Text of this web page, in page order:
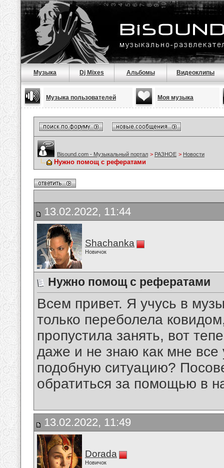
Музыка Dj Mixes Альбомы Видеоклипы
Музыка пользователей Моя музыка
Bisound.com - Музыкальный портал > РАЗНОЕ > Новости
Нужно помощ с рефератами
13.02.2022, 11:44
Shachanka
Новичок
Нужно помощ с рефератами
Всем привет. Я учусь в
только переболела
пропустила занять, вот
даже и не знаю как мне все
подобную ситуацию?
обратиться за помощью в
13.02.2022, 11:49
Dorada
Новичок